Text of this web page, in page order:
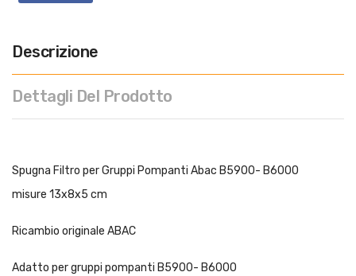
Descrizione
Dettagli Del Prodotto
Spugna Filtro per Gruppi Pompanti Abac B5900- B6000
misure 13x8x5 cm
Ricambio originale ABAC
Adatto per gruppi pompanti B5900- B6000